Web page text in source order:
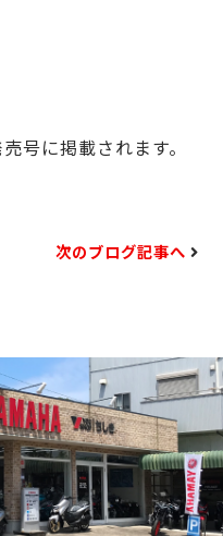
に掲載されます。
次のブログ記事へ